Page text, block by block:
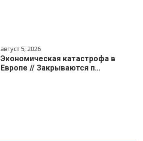
август 5, 2026
Экономическая катастрофа в
Европе // Закрываются п…